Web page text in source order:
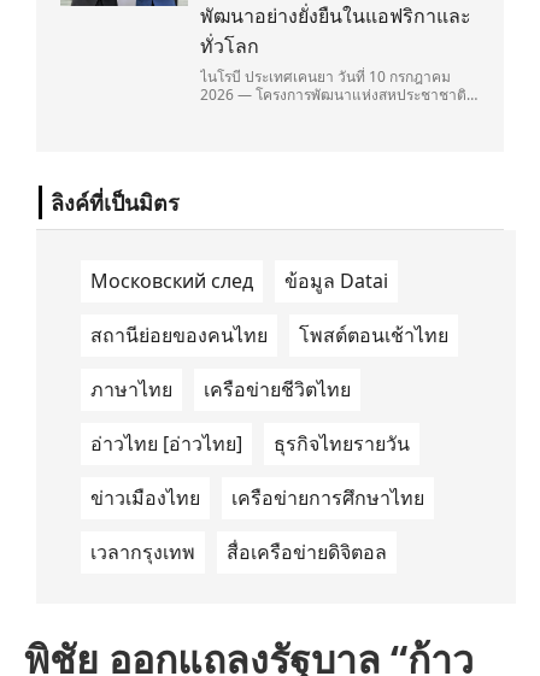
พัฒนาอย่างยั่งยืนในแอฟริกาและ
ทั่วโลก
ไนโรบี ประเทศเคนยา วันที่ 10 กรกฎาคม
2026 — โครงการพัฒนาแห่งสหประชาชาติ
ลิงค์ที่เป็นมิตร
Московский след ข้อมูล Datai
สถานีย่อยของคนไทย โพสต์ตอนเช้าไทย
ภาษาไทย เครือข่ายชีวิตไทย
อ่าวไทย [อ่าวไทย] ธุรกิจไทยรายวัน
ข่าวเมืองไทย เครือข่ายการศึกษาไทย
เวลากรุงเทพ สื่อเครือข่ายดิจิตอล
พิชัย ออกแถลงรัฐบาล “ก้าว